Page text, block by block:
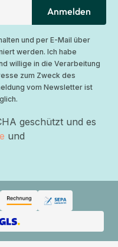
Anmelden
und per E-Mail über
werden. Ich habe
willige in die Verarbeitung
zum Zweck des
vom Newsletter ist
geschützt und es
und